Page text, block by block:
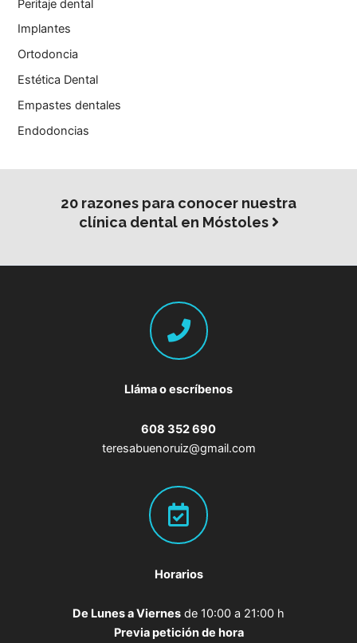
Peritaje dental
Implantes
Ortodoncia
Estética Dental
Empastes dentales
Endodoncias
20 razones para conocer nuestra
clínica dental en Móstoles
Lláma o escríbenos
608 352 690
teresabuenoruiz@gmail.com
Horarios
De Lunes a Viernes de 10:00 a 21:00 h
Previa petición de hora